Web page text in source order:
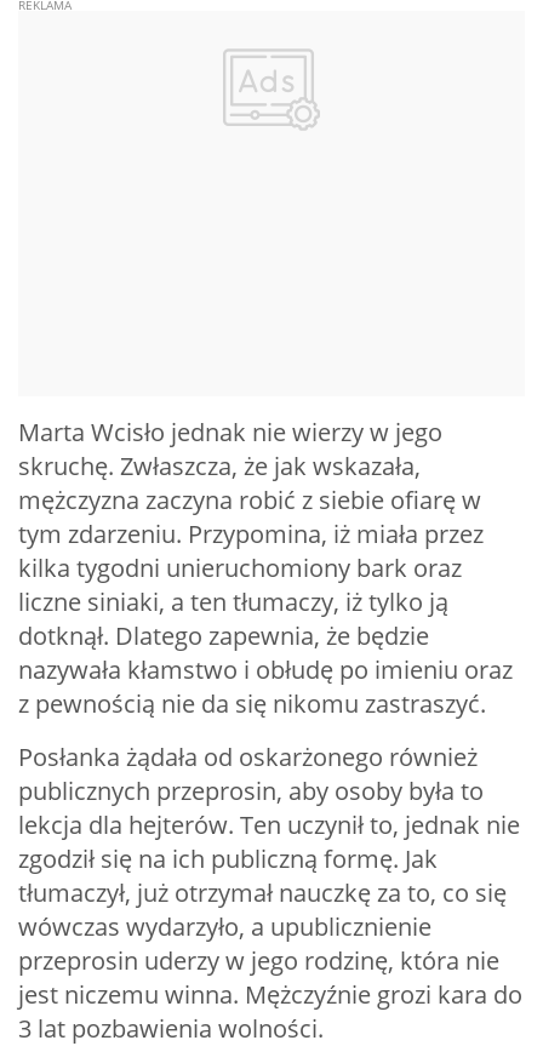
Marta Wcisło jednak nie wierzy w jego
skruchę. Zwłaszcza, że jak wskazała,
mężczyzna zaczyna robić z siebie ofiarę w
tym zdarzeniu. Przypomina, iż miała przez
kilka tygodni unieruchomiony bark oraz
liczne siniaki, a ten tłumaczy, iż tylko ją
dotknął. Dlatego zapewnia, że będzie
nazywała kłamstwo i obłudę po imieniu oraz
z pewnością nie da się nikomu zastraszyć.
Posłanka żądała od oskarżonego również
publicznych przeprosin, aby osoby była to
lekcja dla hejterów. Ten uczynił to, jednak nie
zgodził się na ich publiczną formę. Jak
tłumaczył, już otrzymał nauczkę za to, co się
wówczas wydarzyło, a upublicznienie
przeprosin uderzy w jego rodzinę, która nie
jest niczemu winna. Mężczyźnie grozi kara do
3 lat pozbawienia wolności.